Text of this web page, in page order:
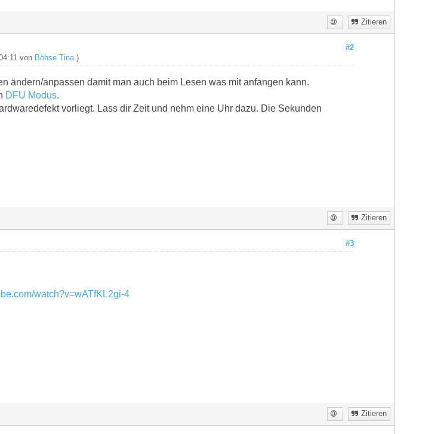
Zitieren
#2
von Böhse Tina.)
ändern/anpassen damit man auch beim Lesen was mit anfangen kann.
DFU Modus.
vorliegt. Lass dir Zeit und nehm eine Uhr dazu. Die Sekunden
Zitieren
#3
watch?v=wATfKL2gi-4
Zitieren